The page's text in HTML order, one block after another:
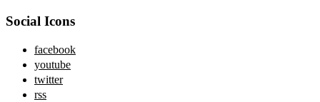
Social Icons
facebook
youtube
twitter
rss